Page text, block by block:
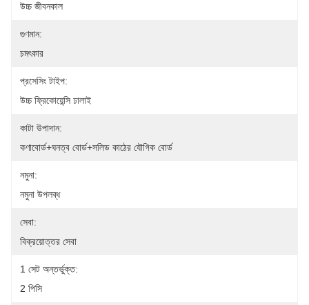
উচ্চ জীবনকাল
গুণমান:
চমৎকার
প্রসেসিং টাইপ:
উচ্চ ফ্রিকোয়েন্সি ঢালাই
কাটা উপাদান:
কণাবোর্ড+ঘনত্ব বোর্ড+সলিড কাঠের যৌগিক বোর্ড
নমুনা:
নমুনা উপলব্ধ
সেবা:
বিক্রয়োত্তর সেবা
1 সেট অন্তর্ভুক্ত:
2 পিসি